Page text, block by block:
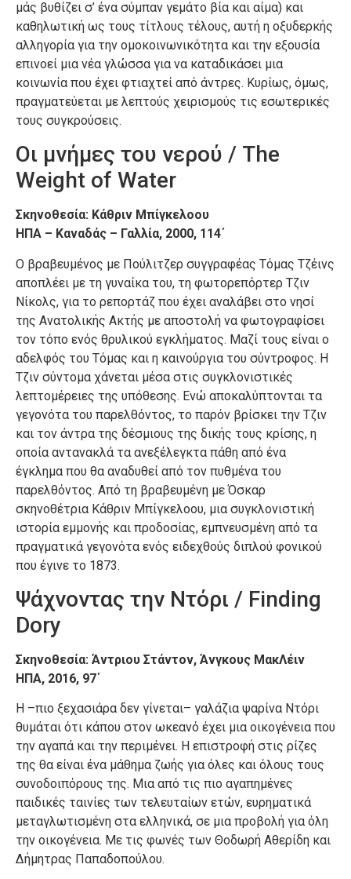
μάς βυθίζει σ’ ένα σύμπαν γεμάτο βία και αίμα) και
καθηλωτική ως τους τίτλους τέλους, αυτή η οξυδερκής
αλληγορία για την ομοκοινωνικότητα και την εξουσία
επινοεί μια νέα γλώσσα για να καταδικάσει μια
κοινωνία που έχει φτιαχτεί από άντρες. Κυρίως, όμως,
πραγματεύεται με λεπτούς χειρισμούς τις εσωτερικές
τους συγκρούσεις.
Οι μνήμες του νερού / The
Weight of Water
Σκηνοθεσία: Κάθριν Μπίγκελοου
ΗΠΑ – Καναδάς – Γαλλία, 2000, 114΄
Ο βραβευμένος με Πούλιτζερ συγγραφέας Τόμας Τζέινς
αποπλέει με τη γυναίκα του, τη φωτορεπόρτερ Τζιν
Νίκολς, για το ρεπορτάζ που έχει αναλάβει στο νησί
της Ανατολικής Ακτής με αποστολή να φωτογραφίσει
τον τόπο ενός θρυλικού εγκλήματος. Μαζί τους είναι ο
αδελφός του Τόμας και η καινούργια του σύντροφος. Η
Τζιν σύντομα χάνεται μέσα στις συγκλονιστικές
λεπτομέρειες της υπόθεσης. Ενώ αποκαλύπτονται τα
γεγονότα του παρελθόντος, το παρόν βρίσκει την Τζιν
και τον άντρα της δέσμιους της δικής τους κρίσης, η
οποία αντανακλά τα ανεξέλεγκτα πάθη από ένα
έγκλημα που θα αναδυθεί από τον πυθμένα του
παρελθόντος. Από τη βραβευμένη με Όσκαρ
σκηνοθέτρια Κάθριν Μπίγκελοου, μια συγκλονιστική
ιστορία εμμονής και προδοσίας, εμπνευσμένη από τα
πραγματικά γεγονότα ενός ειδεχθούς διπλού φονικού
που έγινε το 1873.
Ψάχνοντας την Ντόρι / Finding
Dory
Σκηνοθεσία: Άντριου Στάντον, Άνγκους ΜακΛέιν
ΗΠΑ, 2016, 97΄
Η –πιο ξεχασιάρα δεν γίνεται– γαλάζια ψαρίνα Ντόρι
θυμάται ότι κάπου στον ωκεανό έχει μια οικογένεια που
την αγαπά και την περιμένει. Η επιστροφή στις ρίζες
της θα είναι ένα μάθημα ζωής για όλες και όλους τους
συνοδοιπόρους της. Μια από τις πιο αγαπημένες
παιδικές ταινίες των τελευταίων ετών, ευρηματικά
μεταγλωτισμένη στα ελληνικά, σε μια προβολή για όλη
την οικογένεια. Με τις φωνές των Θοδωρή Αθερίδη και
Δήμητρας Παπαδοπούλου.